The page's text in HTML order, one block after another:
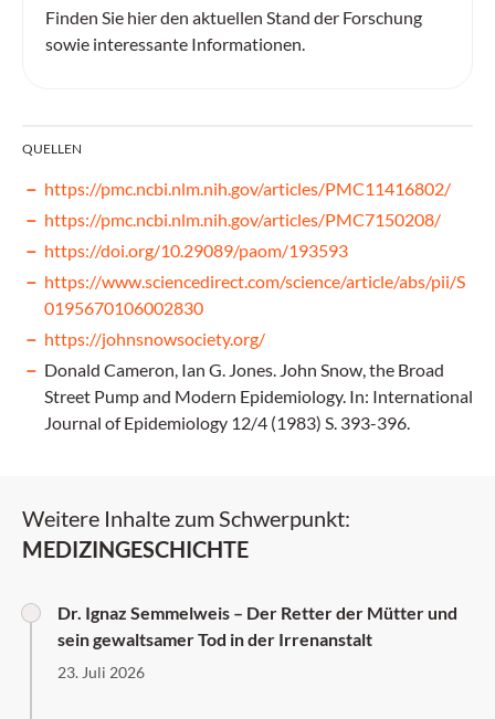
Finden Sie hier den aktuellen Stand der Forschung
sowie interessante Informationen.
QUELLEN
https://pmc.ncbi.nlm.nih.gov/articles/PMC11416802/
https://pmc.ncbi.nlm.nih.gov/articles/PMC7150208/
https://doi.org/10.29089/paom/193593
https://www.sciencedirect.com/science/article/abs/pii/S
0195670106002830
https://johnsnowsociety.org/
Donald Cameron, Ian G. Jones. John Snow, the Broad
Street Pump and Modern Epidemiology. In: International
Journal of Epidemiology 12/4 (1983) S. 393-396.
Weitere Inhalte zum Schwerpunkt:
MEDIZINGESCHICHTE
Dr. Ignaz Semmelweis – Der Retter der Mütter und
sein gewaltsamer Tod in der Irrenanstalt
23. Juli 2026